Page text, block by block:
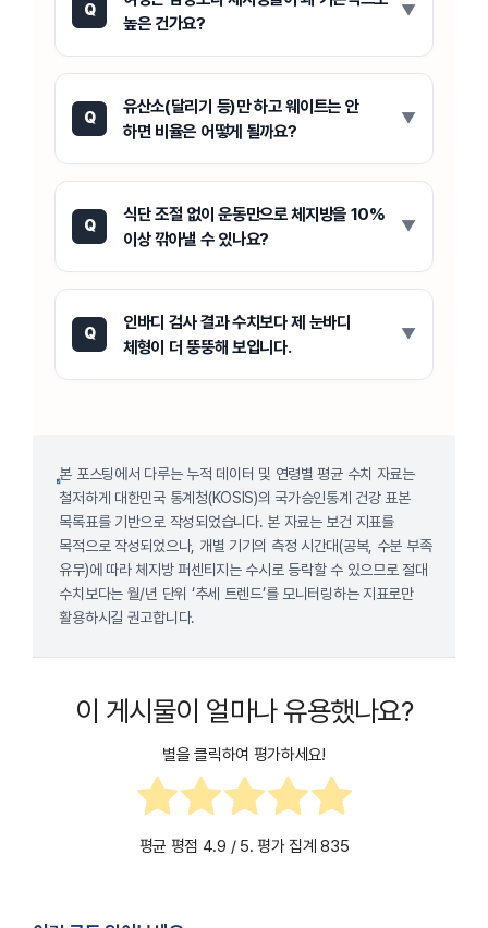
Q
높은 건가요?
Q
유산소(달리기 등)만 하고 웨이트는 안
하면 비율은 어떻게 될까요?
Q
식단 조절 없이 운동만으로 체지방을 10%
이상 깎아낼 수 있나요?
Q
인바디 검사 결과 수치보다 제 눈바디
체형이 더 뚱뚱해 보입니다.
본 포스팅에서 다루는 누적 데이터 및 연령별 평균 수치 자료는
철저하게 대한민국 통계청(KOSIS)의 국가승인통계 건강 표본
목록표를 기반으로 작성되었습니다. 본 자료는 보건 지표를
목적으로 작성되었으나, 개별 기기의 측정 시간대(공복, 수분 부족
유무)에 따라 체지방 퍼센티지는 수시로 등락할 수 있으므로 절대
수치보다는 월/년 단위 ‘추세 트렌드’를 모니터링하는 지표로만
활용하시길 권고합니다.
이 게시물이 얼마나 유용했나요?
별을 클릭하여 평가하세요!
평균 평점 4.9 / 5. 평가 집계835